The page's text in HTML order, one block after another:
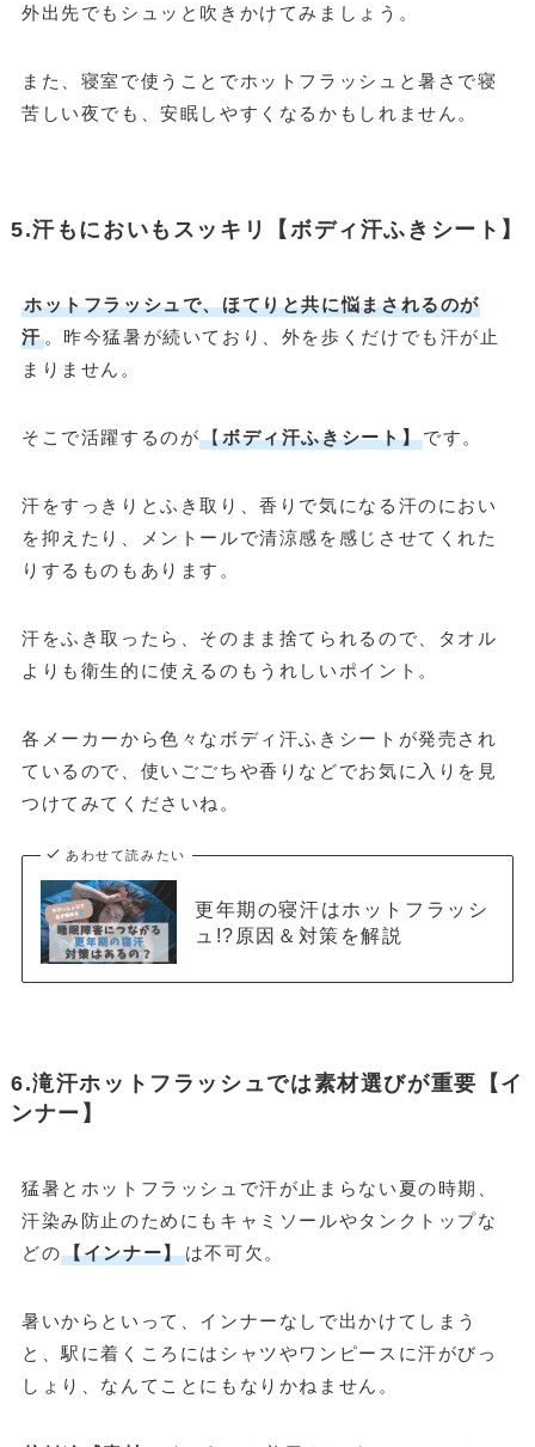
外出先でもシュッと吹きかけてみましょう。
また、寝室で使うことでホットフラッシュと暑さで寝
苦しい夜でも、安眠しやすくなるかもしれません。
5.汗もにおいもスッキリ【ボディ汗ふきシート】
ホットフラッシュで、ほてりと共に悩まされるのが
汗。昨今猛暑が続いており、外を歩くだけでも汗が止
まりません。
そこで活躍するのが【ボディ汗ふきシート】です。
汗をすっきりとふき取り、香りで気になる汗のにおい
を抑えたり、メントールで清涼感を感じさせてくれた
りするものもあります。
汗をふき取ったら、そのまま捨てられるので、タオル
よりも衛生的に使えるのもうれしいポイント。
各メーカーから色々なボディ汗ふきシートが発売され
ているので、使いごごちや香りなどでお気に入りを見
つけてみてくださいね。
あわせて読みたい
更年期の寝汗はホットフラッシ
ュ!?原因＆対策を解説
6.滝汗ホットフラッシュでは素材選びが重要【イ
ンナー】
猛暑とホットフラッシュで汗が止まらない夏の時期、
汗染み防止のためにもキャミソールやタンクトップな
どの【インナー】は不可欠。
暑いからといって、インナーなしで出かけてしまう
と、駅に着くころにはシャツやワンピースに汗がびっ
しょり、なんてことにもなりかねません。